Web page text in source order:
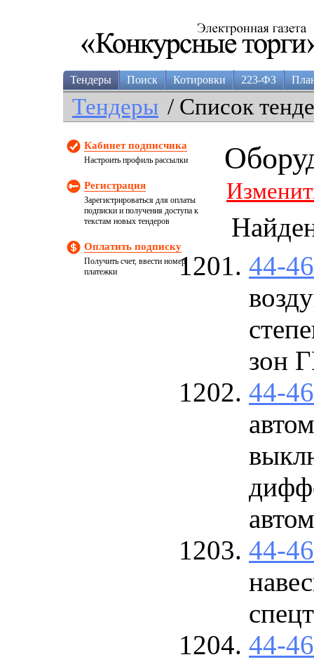
Тендеры Поиск Котировки 223-ФЗ
Тендеры / Список
Кабинет подписчика
Настроить профиль рассылки
Регистрация
Зарегистрироваться для оплаты
подписки и получения доступа к
текстам новых тендеров
Оплатить подписку
Получить счет, ввести номер
платежки
44-
зон
44-
44-
44-